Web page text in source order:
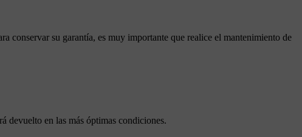
conservar su garantía, es muy importante que realice el mantenimiento de
devuelto en las más óptimas condiciones.